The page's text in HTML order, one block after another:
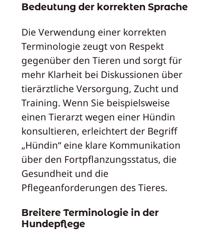
Bedeutung der korrekten Sprache
Die Verwendung einer korrekten
Terminologie zeugt von Respekt
gegenüber den Tieren und sorgt für
mehr Klarheit bei Diskussionen über
tierärztliche Versorgung, Zucht und
Training. Wenn Sie beispielsweise
einen Tierarzt wegen einer Hündin
konsultieren, erleichtert der Begriff
„Hündin“ eine klare Kommunikation
über den Fortpflanzungsstatus, die
Gesundheit und die
Pflegeanforderungen des Tieres.
Breitere Terminologie in der
Hundepflege